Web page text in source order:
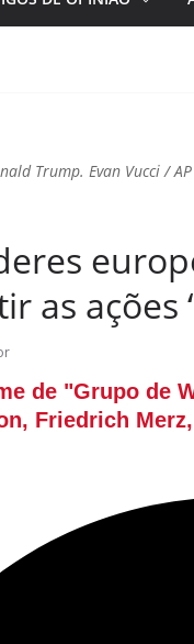
Trump. Evan Vucci / AP
as ações
de "Grupo de
Friedrich